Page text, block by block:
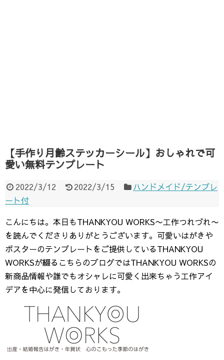
【手作り月齢ステッカーシール】おしゃれで可
愛い無料テンプレート
2022/3/12 2022/3/15
ハンドメイド/テンプレ
ート付
こんにちは。本日もTHANKYOU WORKS〜工作つれづれ〜
を読んでくださりありがとうございます。可愛いはがきや
ポスターのテンプレートをご提供しているTHANKYOU
WORKSが綴るこちらのブログではTHANKYOU WORKSの
新商品情報や誰でもオシャレに可愛く出来ちゃう工作アイ
デアを中心に発信しております。